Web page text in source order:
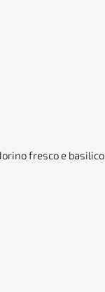
fresco e basilico